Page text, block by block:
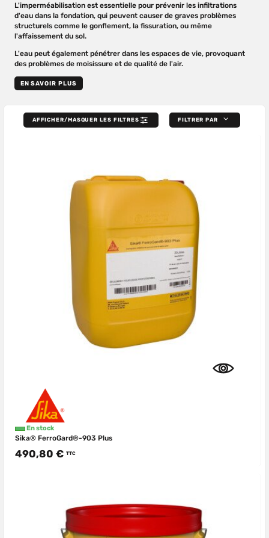
L'imperméabilisation est essentielle pour prévenir les infiltrations
d'eau dans la fondation, qui peuvent causer de graves problèmes
structurels comme le gonflement, la fissuration, ou même
l'affaissement du sol.
L'eau peut également pénétrer dans les espaces de vie, provoquant
des problèmes de moisissure et de qualité de l'air.
EN SAVOIR PLUS
AFFICHER/MASQUER LES FILTRES FILTRER PAR
En stock
Sika® FerroGard®-903 Plus
490,80 € TTC